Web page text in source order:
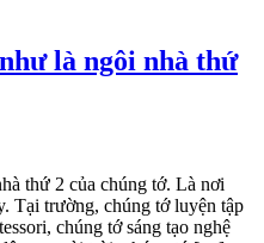
là ngôi nhà thứ
thứ 2 của chúng tớ. Là nơi
Tại trường, chúng tớ luyện tập
chúng tớ sáng tạo nghệ